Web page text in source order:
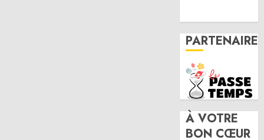
PARTENAIRE
À VOTRE
BON CŒUR